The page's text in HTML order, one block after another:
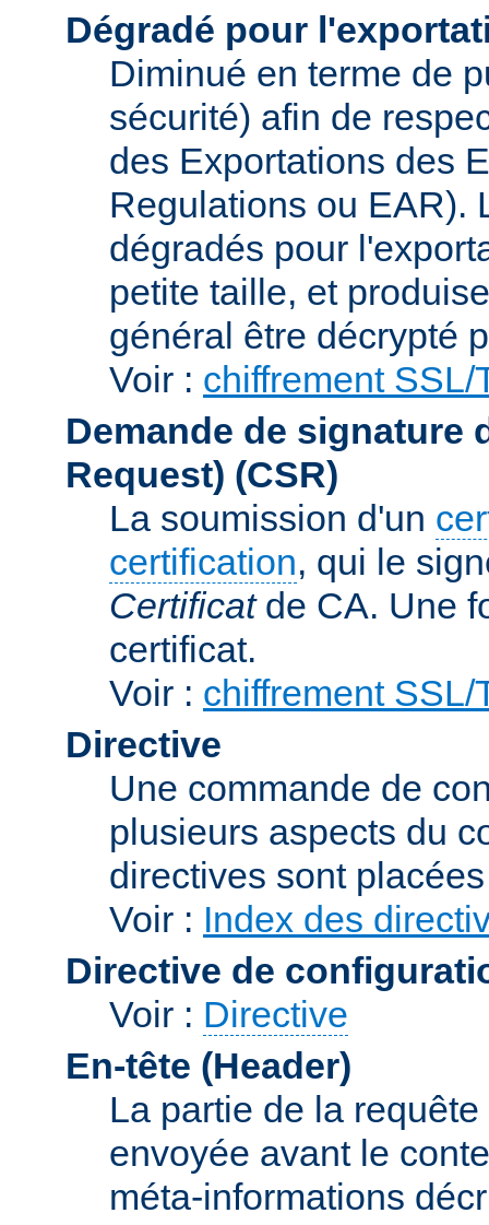
Dégradé pour
Diminué en terme de
sécurité) afin de
des Exportations des
Regulations ou EAR).
dégradés pour
petite taille, et
général être décrypté
Voir : chiffrement SSL/
Demande de signature
Request) (CSR)
La soumission d'un
certification, qui le
Certificatde CA. Une
certificat.
Voir : chiffrement SSL/
Directive
Une commande de
plusieurs aspects du
directives sont
Voir : Index des
Directive de
Voir : Directive
En-tête (Header)
La partie de la
envoyée avant le
méta-informations